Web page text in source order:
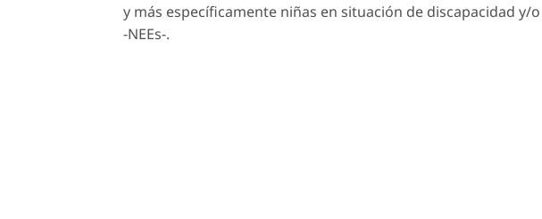
y más específicamente niñas en situación de discapacidad y/
-NEEs-.